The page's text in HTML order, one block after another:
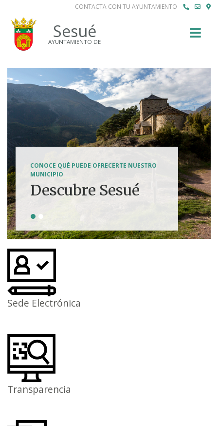
CONTACTA CON TU AYUNTAMIENTO
Sesué
AYUNTAMIENTO DE
CONOCE QUÉ PUEDE OFRECERTE NUESTRO
MUNICIPIO
Descubre Sesué
Tierra de
aventuras
Sede Electrónica
Transparencia